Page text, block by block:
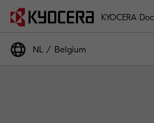
KYOCERA
NL Belgium